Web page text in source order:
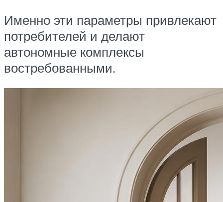
Именно эти параметры привлекают
потребителей и делают
автономные комплексы
востребованными.